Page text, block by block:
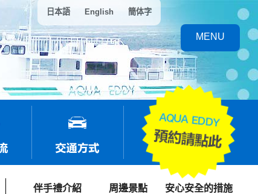
日本語 English 簡体字
伴手禮介紹 周邊景點 安心安全的措施
MENU